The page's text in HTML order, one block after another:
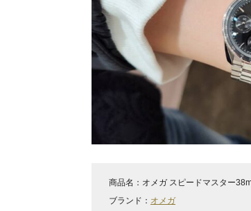
商品名： オメガ スピードマスター
ブランド： オメガ